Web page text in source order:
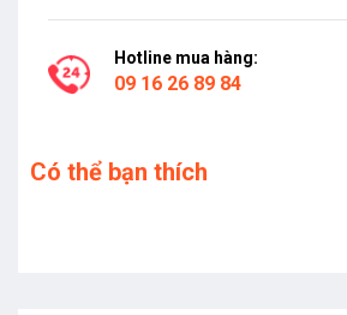
Hotline mua hàng:
09 16 26 89 84
Có thể bạn thích